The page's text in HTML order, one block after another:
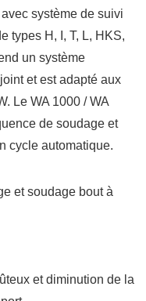
système de suivi
types H, I, T, L, HKS,
un système
et est adapté aux
Le WA 1000 / WA
de soudage et
cycle automatique.
et soudage bout à
et diminution de la